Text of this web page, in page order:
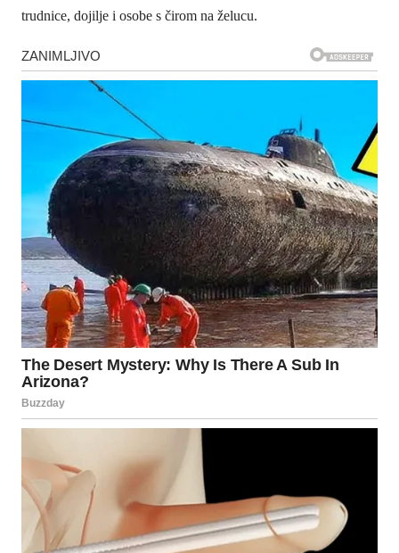
trudnice, dojilje i osobe s čirom na želucu.